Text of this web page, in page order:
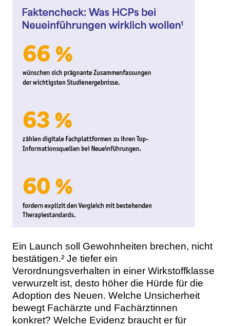
Ein Launch soll Gewohnheiten brechen, nicht
bestätigen.² Je tiefer ein
Verordnungsverhalten in einer Wirkstoffklasse
verwurzelt ist, desto höher die Hürde für die
Adoption des Neuen. Welche Unsicherheit
bewegt Fachärzte und Fachärztinnen
konkret? Welche Evidenz braucht er für